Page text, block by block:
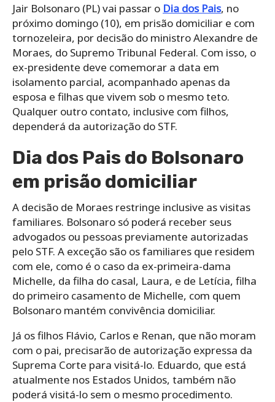
Jair Bolsonaro (PL) vai passar o Dia dos Pais, no
próximo domingo (10), em prisão domiciliar e com
tornozeleira, por decisão do ministro Alexandre de
Moraes, do Supremo Tribunal Federal. Com isso, o
ex-presidente deve comemorar a data em
isolamento parcial, acompanhado apenas da
esposa e filhas que vivem sob o mesmo teto.
Qualquer outro contato, inclusive com filhos,
dependerá da autorização do STF.
Dia dos Pais do Bolsonaro
em prisão domiciliar
A decisão de Moraes restringe inclusive as visitas
familiares. Bolsonaro só poderá receber seus
advogados ou pessoas previamente autorizadas
pelo STF. A exceção são os familiares que residem
com ele, como é o caso da ex-primeira-dama
Michelle, da filha do casal, Laura, e de Letícia, filha
do primeiro casamento de Michelle, com quem
Bolsonaro mantém convivência domiciliar.
Já os filhos Flávio, Carlos e Renan, que não moram
com o pai, precisarão de autorização expressa da
Suprema Corte para visitá-lo. Eduardo, que está
atualmente nos Estados Unidos, também não
poderá visitá-lo sem o mesmo procedimento.